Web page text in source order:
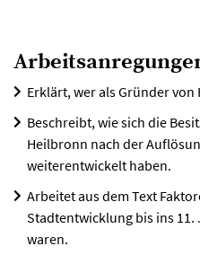
Erklärt, wer als Gründer
Beschreibt, wie sich die
Heilbronn nach der
weiterentwickelt haben.
Arbeitet aus dem Text
Stadtentwicklung bis ins
waren.